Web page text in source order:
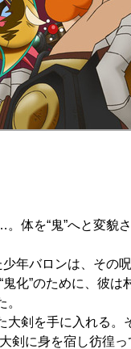
を“鬼”へと変貌さ
年バロンは、その
化”のために、彼は
剣を手に入れる。
剣に身を宿し彷徨っ